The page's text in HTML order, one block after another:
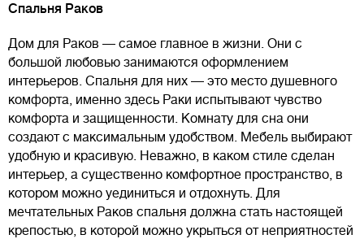
Спальня Раков
Дом для Раков — самое главное в жизни. Они с
большой любовью занимаются оформлением
интерьеров. Спальня для них — это место душевного
комфорта, именно здесь Раки испытывают чувство
комфорта и защищенности. Комнату для сна они
создают с максимальным удобством. Мебель выбирают
удобную и красивую. Неважно, в каком стиле сделан
интерьер, а существенно комфортное пространство, в
котором можно уединиться и отдохнуть. Для
мечтательных Раков спальня должна стать настоящей
крепостью, в которой можно укрыться от неприятностей